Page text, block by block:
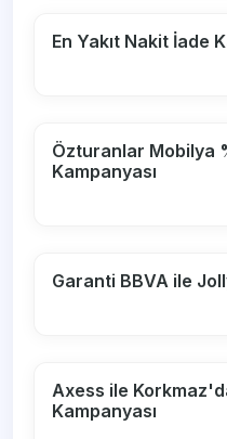
En Yakıt Nakit İade
Özturanlar Mobilya
Kampanyası
Garanti BBVA ile
Axess ile
Kampanyası